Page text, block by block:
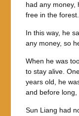
had any money,
free in the forest.
In this way, he
any money, so
When he was
to stay alive.
years old, he
and before long,
Sun Liang had